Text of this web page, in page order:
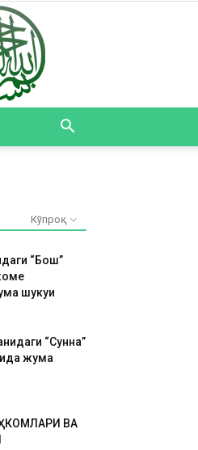
Кўпроқ
“Бош”
шукуҳи
“Сунна”
жума
ВА